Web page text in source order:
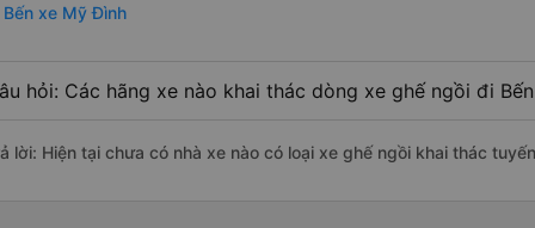
Bến xe Mỹ Đình
hỏi: Các hãng xe nào khai thác dòng xe ghế ngồi đi
lời: Hiện tại chưa có nhà xe nào có loại xe ghế ngồi khai thác